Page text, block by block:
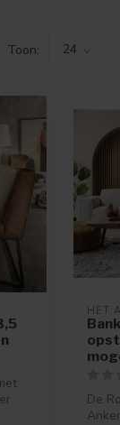
Toon:
HET
De